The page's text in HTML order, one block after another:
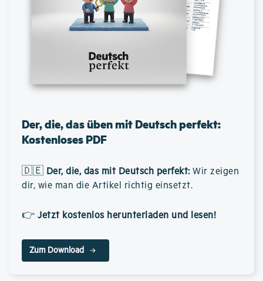
Der, die, das üben mit Deutsch perfekt:
Kostenloses PDF
🇩🇪 Der, die, das mit Deutsch perfekt: Wir zeigen
dir, wie man die Artikel richtig einsetzt.
👉 Jetzt kostenlos herunterladen und lesen!
Zum Download